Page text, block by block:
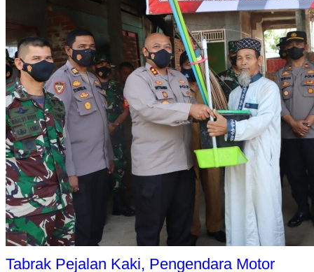
Tabrak Pejalan Kaki, Pengendara Motor